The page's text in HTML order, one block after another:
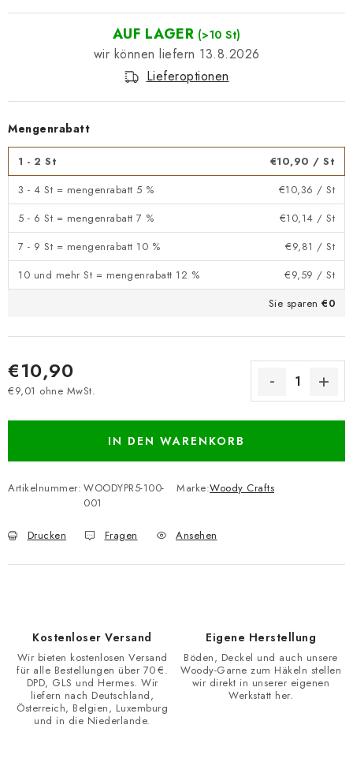
AUF LAGER (>10 St)
13.8.2026
Lieferoptionen
Mengenrabatt
1 - 2 St €10,90 / St
3 - 4 St = mengenrabatt 5 %
€10,36 / St
5 - 6 St = mengenrabatt 7 %
€10,14 / St
7 - 9 St = mengenrabatt 10 %
€9,81 / St
10 und mehr St = mengenrabatt 12 %
€9,59 / St
Sie sparen €0
€10,90
€9,01 ohne MwSt.
IN DEN WARENKORB
Artikelnummer: WOODYPR5-100-
001
Marke:Woody Crafts
Drucken Fragen Ansehen
Kostenloser Versand
Wir bieten kostenlosen Versand
für alle Bestellungen über 70 €.
DPD, GLS und Hermes. Wir
liefern nach Deutschland,
Österreich, Belgien, Luxemburg
und in die Niederlande.
Eigene Herstellung
Böden, Deckel und auch unsere
Woody-Garne zum Häkeln stellen
wir direkt in unserer eigenen
Werkstatt her.